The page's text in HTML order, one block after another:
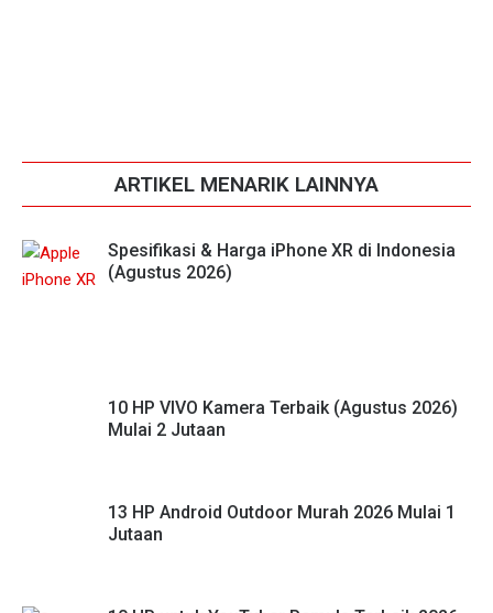
ARTIKEL MENARIK LAINNYA
Spesifikasi & Harga iPhone XR di Indonesia
(Agustus 2026)
10 HP VIVO Kamera Terbaik (Agustus 2026)
Mulai 2 Jutaan
13 HP Android Outdoor Murah 2026 Mulai 1
Jutaan